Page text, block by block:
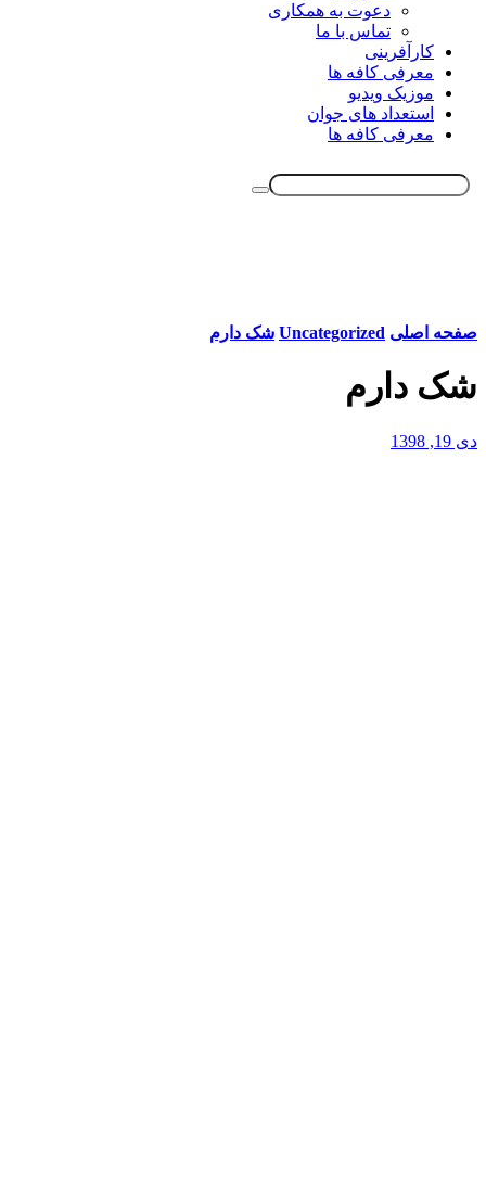
دعوت به همکاری
تماس با ما
کارآفرینی
معرفی کافه ها
موزیک ویدیو
استعداد های جوان
معرفی کافه ها
صفحه اصلی Uncategorized شک دارم
شک دارم
دی 19, 1398